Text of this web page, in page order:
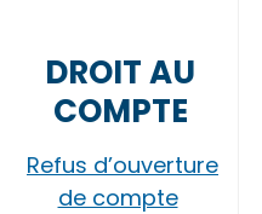
DROIT AU
COMPTE
Refus d’ouverture
de compte